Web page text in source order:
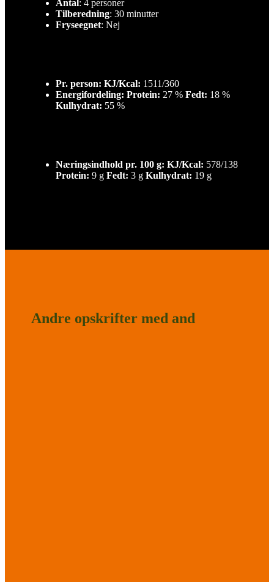
Antal : 4 personer
Tilberedning: 30 minutter
Fryseegnet: Nej
Pr. person: KJ/Kcal: 1511/360
Energifordeling: Protein: 27 %Fedt: 18 %
Kulhydrat: 55 %
Næringsindhold pr. 100 g: KJ/Kcal: 578/138
Protein: 9 gFedt: 3 gKulhydrat: 19 g
Andre opskrifter med and